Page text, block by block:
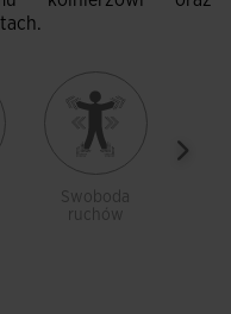
Swoboda
ruchów